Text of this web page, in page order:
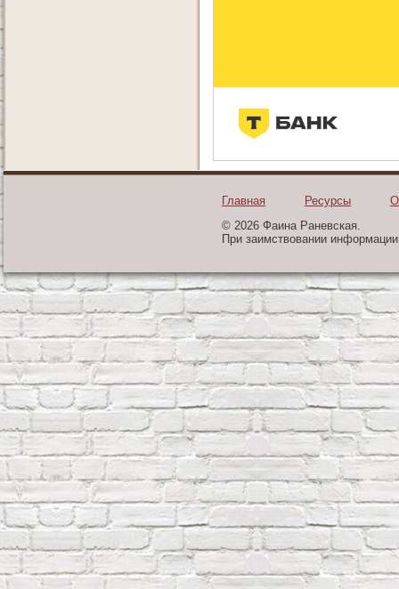
Главная Ресурсы
© 2026 Фаина Раневская.
При заимствовании